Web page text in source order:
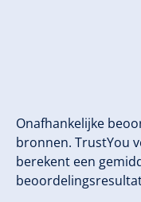
Onafhankelijke
bronnen. TrustYou
berekent een